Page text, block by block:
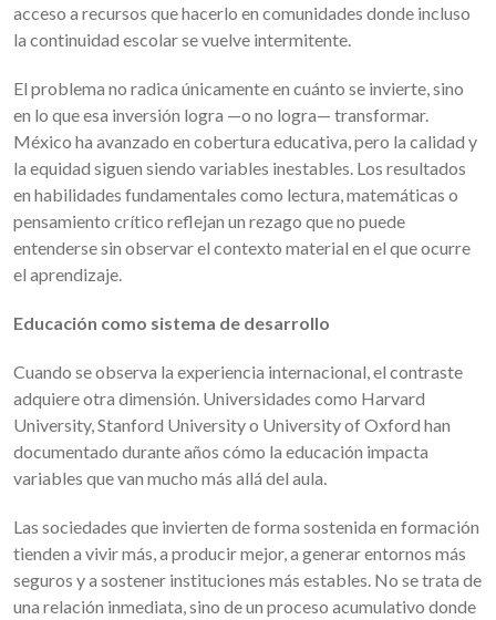
acceso a recursos que hacerlo en comunidades donde incluso
la continuidad escolar se vuelve intermitente.
El problema no radica únicamente en cuánto se invierte, sino
en lo que esa inversión logra —o no logra— transformar.
México ha avanzado en cobertura educativa, pero la calidad y
la equidad siguen siendo variables inestables. Los resultados
en habilidades fundamentales como lectura, matemáticas o
pensamiento crítico reflejan un rezago que no puede
entenderse sin observar el contexto material en el que ocurre
el aprendizaje.
Educación como sistema de desarrollo
Cuando se observa la experiencia internacional, el contraste
adquiere otra dimensión. Universidades como Harvard
University, Stanford University o University of Oxford han
documentado durante años cómo la educación impacta
variables que van mucho más allá del aula.
Las sociedades que invierten de forma sostenida en formación
tienden a vivir más, a producir mejor, a generar entornos más
seguros y a sostener instituciones más estables. No se trata de
una relación inmediata, sino de un proceso acumulativo donde